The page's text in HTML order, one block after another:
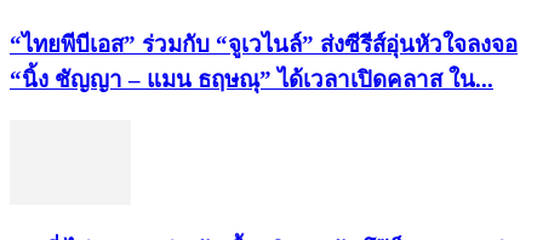
“ไทยพีบีเอส” ร่วมกับ “จูเวไนล์” ส่งซีรีส์อุ่นหัวใจลงจอ
“นิ้ง ชัญญา – แมน ธฤษณุ” ได้เวลาเปิดคลาส ใน...